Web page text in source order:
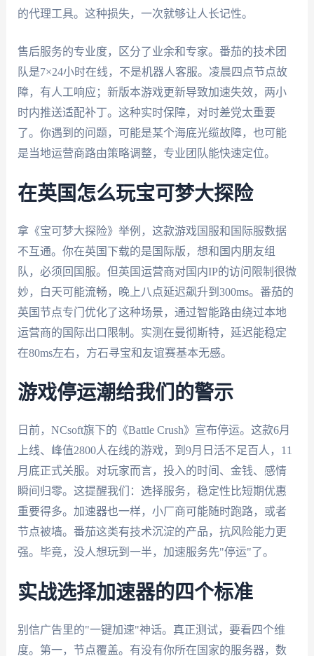
的代理工具。这种损失，一次就够让人长记性。
售后服务的专业度，区分了业余和专家。番茄的技术团
队是7×24小时在线，不是机器人客服。凌晨四点节点故
障，有人工响应；新版本游戏更新导致加速失效，两小
时内推送适配补丁。这种实时保障，对时差党太重要
了。你遇到的问题，可能是某个海底光缆故障，也可能
是当地运营商路由策略调整，专业团队能快速定位。
在英国怎么玩宝可梦大探险
拿《宝可梦大探险》举例，这款游戏国服和国际服数据
不互通。你在英国下载的是国际版，想和国内朋友组
队，必须回国服。但英国运营商对国内IP的访问限制很微
妙，白天可能流畅，晚上八点延迟飙升到300ms。番茄的
英国节点专门优化了这种场景，通过智能路由绕过本地
运营商的国际出口限制。实测在曼彻斯特，延迟能稳定
在80ms左右，方石寻宝和友谊赛基本无感。
游戏停运潮给我们的警示
日前，NCsoft旗下的《Battle Crush》宣布停运。这款6月
上线、峰值2800人在线的游戏，到9月日活不足百人，11
月底正式关服。对玩家而言，投入的时间、金钱、感情
瞬间归零。这提醒我们：选择服务，稳定性比短期优惠
重要得多。加速器也一样，小厂商可能随时跑路，或者
节点被墙。番茄这类有技术沉淀的产品，抗风险能力更
强。毕竟，没人想玩到一半，加速服务先"停运"了。
实战选择加速器的四个标准
别信广告里的"一键加速"神话。真正测试，要看四个维
度。第一，节点覆盖。有没有你所在国家的服务器，数